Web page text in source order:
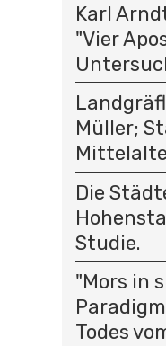
Karl
"Vier
Müller;
Die
Studie.
"Mors in
Todes